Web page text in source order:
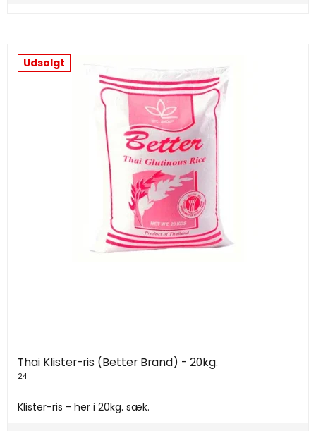
Udsolgt
Thai Klister-ris (Better Brand) - 20kg.
24
Klister-ris - her i 20kg. sæk.